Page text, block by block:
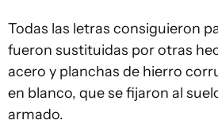
Todas las letras consiguieron
fueron sustituidas por otras
acero y planchas de hierro
en blanco, que se fijaron al
armado.